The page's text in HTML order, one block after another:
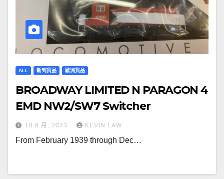
ALL 新到貨品 歐洲貨品
BROADWAY LIMITED N PARAGON 4
EMD NW2/SW7 Switcher
18 6 月, 2023 KEVIN LAW
From February 1939 through Dec…